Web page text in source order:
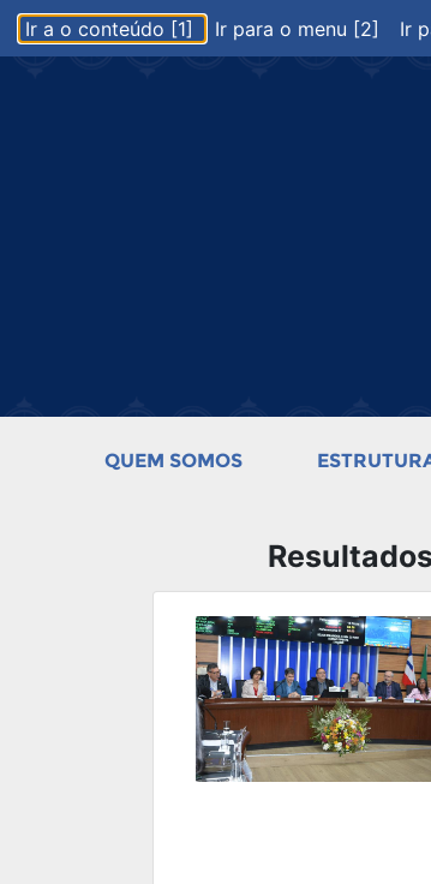
Ir a o conteúdo [1] Ir para o menu [2] Ir
QUEM SOMOS